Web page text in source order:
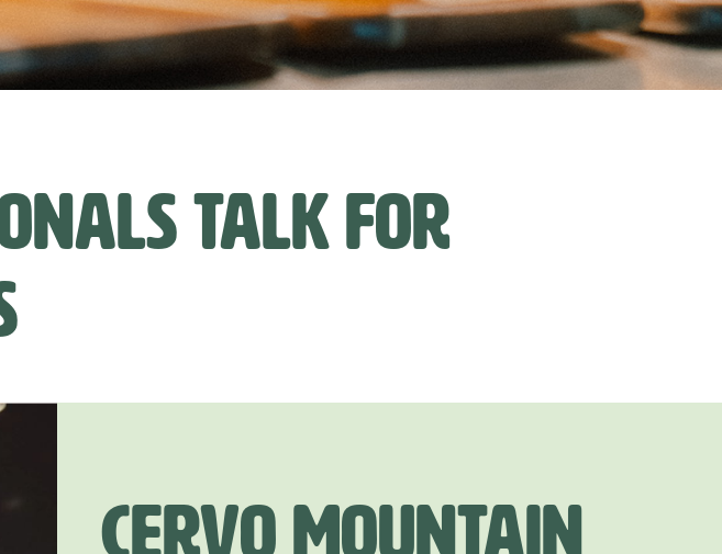
TALK FOR
Cervo Mountain